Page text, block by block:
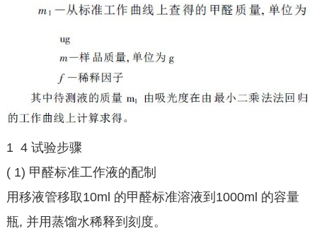
1 4 试验步骤
( 1) 甲醛标准工作液的配制
用移液管移取10ml 的甲醛标准溶液到1000ml 的容量
瓶, 并用蒸馏水稀释到刻度。